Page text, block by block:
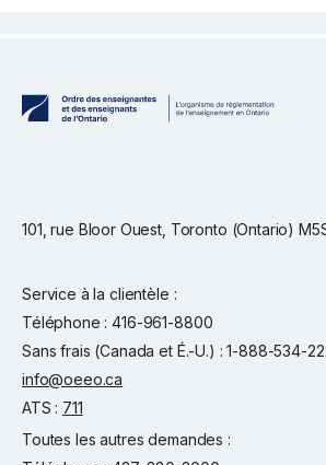
101, rue Bloor Ouest, Toronto (Ontario)
Service à la clientèle :
Téléphone : 416-961-8800
Sans frais (Canada et É.-U.) : 1-888-534-
info@oeeo.ca
ATS : 711
Toutes les autres demandes :